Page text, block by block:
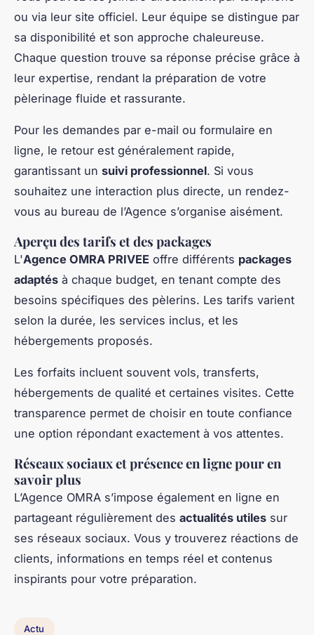
ou via leur site officiel. Leur équipe se distingue par
sa disponibilité et son approche chaleureuse.
Chaque question trouve sa réponse précise grâce à
leur expertise, rendant la préparation de votre
pèlerinage fluide et rassurante.
Pour les demandes par e-mail ou formulaire en
ligne, le retour est généralement rapide,
garantissant un suivi professionnel. Si vous
souhaitez une interaction plus directe, un rendez-
vous au bureau de l’Agence s’organise aisément.
Aperçu des tarifs et des packages
L'Agence OMRA PRIVEE offre différents packages
adaptés à chaque budget, en tenant compte des
besoins spécifiques des pèlerins. Les tarifs varient
selon la durée, les services inclus, et les
hébergements proposés.
Les forfaits incluent souvent vols, transferts,
hébergements de qualité et certaines visites. Cette
transparence permet de choisir en toute confiance
une option répondant exactement à vos attentes.
Réseaux sociaux et présence en ligne pour en
savoir plus
L’Agence OMRA s’impose également en ligne en
partageant régulièrement des actualités utiles sur
ses réseaux sociaux. Vous y trouverez réactions de
clients, informations en temps réel et contenus
inspirants pour votre préparation.
Actu